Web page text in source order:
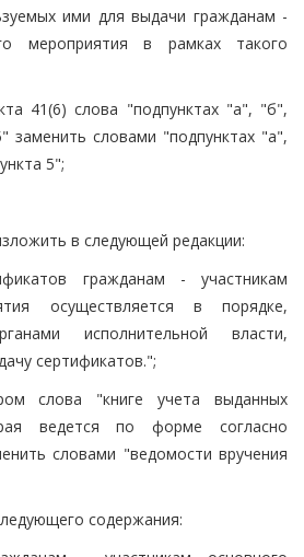
ими для выдачи гражданам -
мероприятия в рамках такого
41(6) слова "подпунктах "а", "б",
заменить словами "подпунктах "а",
5";
в следующей редакции:
гражданам - участникам
осуществляется в порядке,
исполнительной власти,
сертификатов.";
слова "книге учета выданных
ведется по форме согласно
словами "ведомости вручения
содержания: